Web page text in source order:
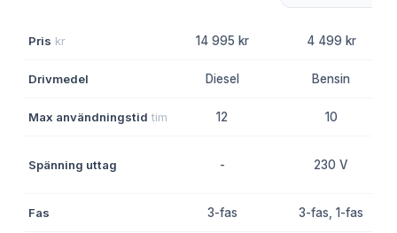
Pris kr 14 995 kr 4 499 kr
Drivmedel Diesel Bensin
Max användningstid tim 12 10
Spänning uttag - 230 V
Fas 3-fas 3-fas, 1-fas